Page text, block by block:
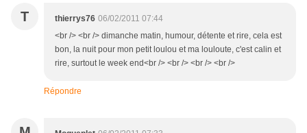
T thierrys76 06/02/2011 07:44
<br /> <br /> dimanche matin, humour, détente et rire, cela est
bon, la nuit pour mon petit loulou et ma louloute, c'est calin et
rire, surtout le week end<br /> <br /> <br /> <br />
Répondre